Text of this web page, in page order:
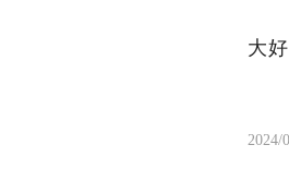
大
2024/